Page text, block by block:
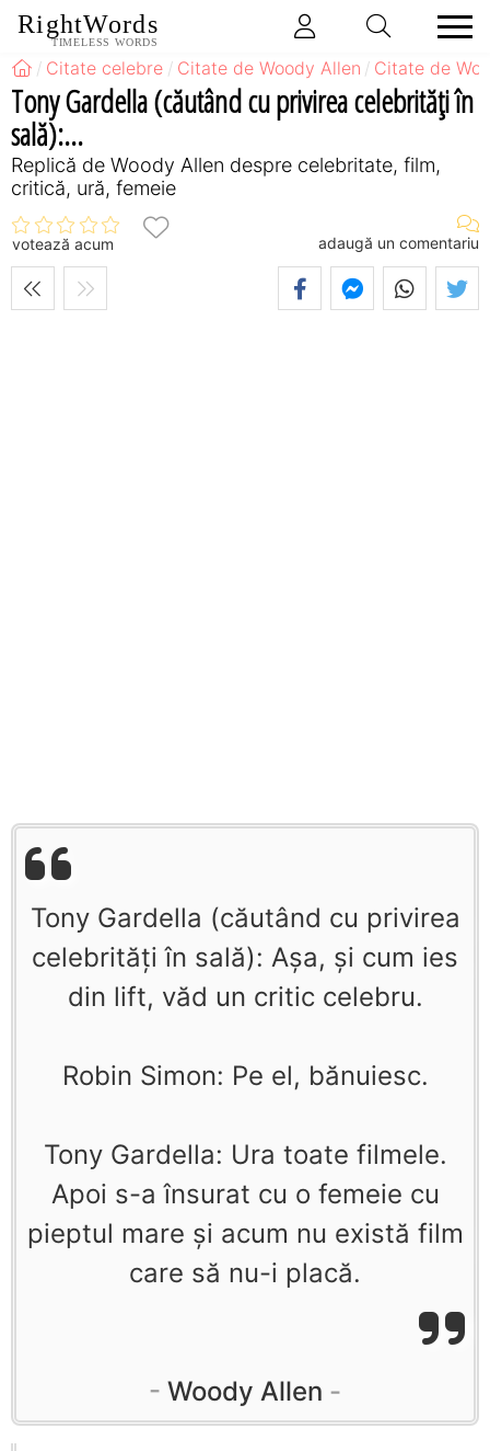
RightWords
TIMELESS WORDS
Citate celebre Citate de Woody Allen Citate de
Tony Gardella (căutând cu privirea celebrităţi în
sală):...
Replică de Woody Allen despre celebritate, film,
critică, ură, femeie
votează acum adaugă un comentariu
Tony Gardella (căutând cu privirea
celebrităţi în sală): Aşa, şi cum ies
din lift, văd un critic celebru.
Robin Simon: Pe el, bănuiesc.
Tony Gardella: Ura toate filmele.
Apoi s-a însurat cu o femeie cu
pieptul mare şi acum nu există film
care să nu-i placă.
Woody Allen